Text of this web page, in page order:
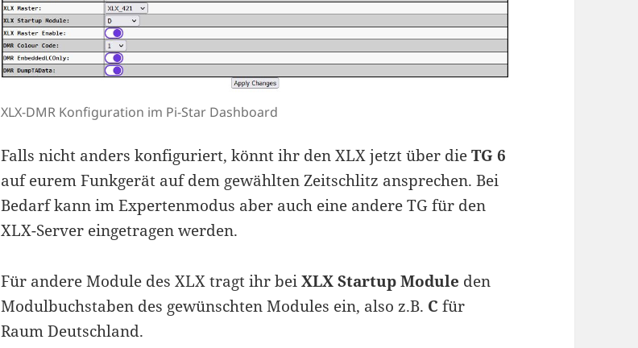
XLX-DMR Konfiguration im Pi-Star Dashboard
Falls nicht anders konfiguriert, könnt ihr den XLX jetzt über dieTG 6
auf eurem Funkgerät auf dem gewählten Zeitschlitz ansprechen. Bei
Bedarf kann im Expertenmodus aber auch eine andere TG für den
XLX-Server eingetragen werden.
Für andere Module des XLX tragt ihr beiXLX Startup Module den
Modulbuchstaben des gewünschten Modules ein, also z.B. C für
Raum Deutschland.